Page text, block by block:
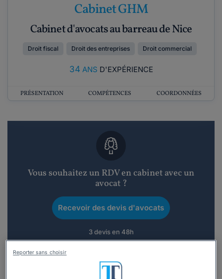
Cabinet GHM
Cabinet d'avocats au barreau de Nice
Droit fiscal Droit des entreprises Droit commercial
34 ANS D'EXPÉRIENCE
PRÉSENTATION COMPÉTENCES COORDONNÉES
Vous souhaitez un RDV en cabinet avec un
avocat ?
Recevoir des devis d'avocats
3 devis en 48h
Reporter sans choisir